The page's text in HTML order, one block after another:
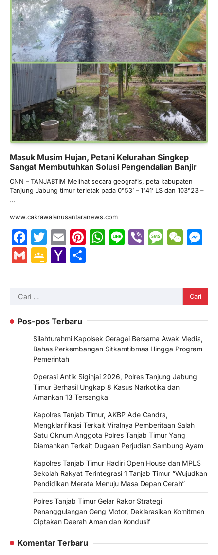
Masuk Musim Hujan, Petani Kelurahan Singkep
Sangat Membutuhkan Solusi Pengendalian Banjir
CNN – TANJABTIM Melihat secara geografis, peta kabupaten
Tanjung Jabung timur terletak pada 0°53’ – 1°41’ LS dan 103°23 –
…
www.cakrawalanusantaranews.com
Facebook
Twitter
EmailPinterest
WhatsApp
LineViber
GmailGoogle
Yahoo
Cari
untuk:
Pos-pos Terbaru
Silahturahmi Kapolsek Geragai Bersama Awak Media,
Bahas Perkembangan Sitkamtibmas Hingga Program
Pemerintah
Operasi Antik Siginjai 2026, Polres Tanjung Jabung
Timur Berhasil Ungkap 8 Kasus Narkotika dan
Amankan 13 Tersangka
Kapolres Tanjab Timur, AKBP Ade Candra,
Mengklarifikasi Terkait Viralnya Pemberitaan Salah
Satu Oknum Anggota Polres Tanjab Timur Yang
Diamankan Terkait Dugaan Perjudian Sambung Ayam
Kapolres Tanjab Timur Hadiri Open House dan MPLS
Sekolah Rakyat Terintegrasi 1 Tanjab Timur “Wujudkan
Pendidikan Merata Menuju Masa Depan Cerah”
Polres Tanjab Timur Gelar Rakor Strategi
Penanggulangan Geng Motor, Deklarasikan Komitmen
Ciptakan Daerah Aman dan Kondusif
Komentar Terbaru